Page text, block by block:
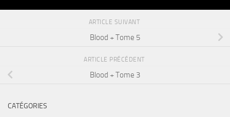
ARTICLE SUIVANT
Blood + Tome 5
ARTICLE PRÉCÉDENT
Blood + Tome 3
CATÉGORIES